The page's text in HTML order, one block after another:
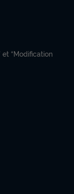
“Modification